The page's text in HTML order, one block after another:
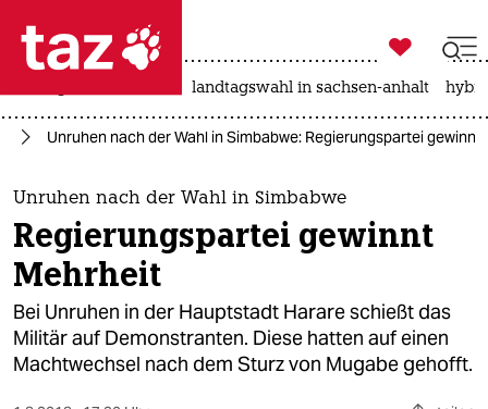
 taz zahl ich
taz zahl ich
themen
politik
öko
gesellschaft

taz zahl ich
landtagswahl in sachsen-anhalt
Unruhen nach der Wahl in Simbabwe: Regierungspartei gewinnt
Unruhen nach der Wahl in Simbabwe
Regierungspartei gewinnt
Mehrheit
Bei Unruhen in der Hauptstadt Harare schießt das
Militär auf Demonstranten. Diese hatten auf einen
Machtwechsel nach dem Sturz von Mugabe gehofft.